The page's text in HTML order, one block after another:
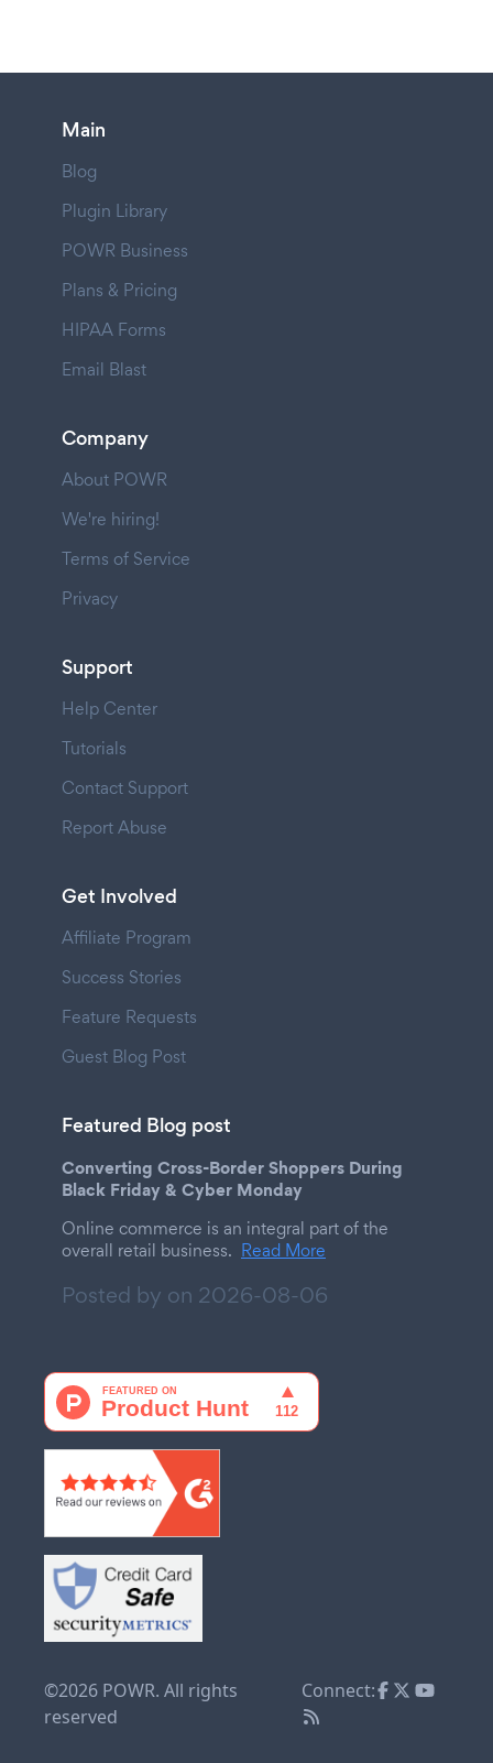
Main
Blog
Plugin Library
POWR Business
Plans & Pricing
HIPAA Forms
Email Blast
Company
About POWR
We're hiring!
Terms of Service
Privacy
Support
Help Center
Tutorials
Contact Support
Report Abuse
Get Involved
Affiliate Program
Success Stories
Feature Requests
Guest Blog Post
Featured Blog post
Converting Cross-Border Shoppers During
Black Friday & Cyber Monday
Online commerce is an integral part of the
overall retail business. Read More
Posted by on 2026-08-06
©2026 POWR. All rights
reserved
Connect: